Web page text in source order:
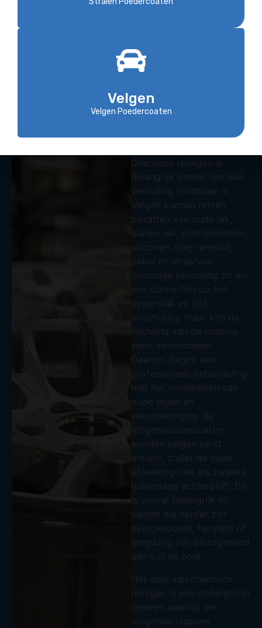
Chemisch
reinigen: vuil,
vet en oude
Chemisch reinigen is
belangrijk omdat niet alle
vervuiling zichtbaar is.
Velgen kunnen resten
bevatten van oude lak,
blanke lak, poetsmiddelen,
siliconen, olie, remstof,
pekel en straatvuil.
Sommige vervuiling zit als
een dunne film op het
oppervlak en lijkt
onschuldig, maar kan de
hechting van de coating
sterk verminderen.
Daarom begint een
professionele behandeling
met het verwijderen van
oude lagen en
verontreiniging. Bij
Velgenpoedercoaten
worden velgen eerst
ontlakt, zodat de oude
afwerking niet als zwakke
tussenlaag achterblijft. Dit
is vooral belangrijk bij
velgen die eerder zijn
overgespoten, hersteld of
langdurig zijn blootgesteld
aan vuil en zout.
Het doel van chemisch
reinigen is een ondergrond
creëren waarop de
volgende stappen
Velgen
Velgen Poedercoaten